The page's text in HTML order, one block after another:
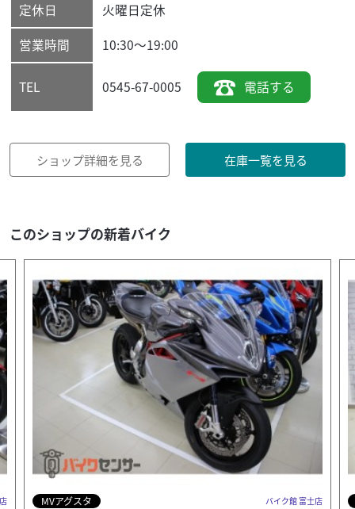
定休日
火曜日定休
営業時間
10:30～19:00
TEL 0545-67-0005 電話する
ショップ詳細を見る 在庫一覧を見る
このショップの新着バイク
カワサキ バイク館 富士店